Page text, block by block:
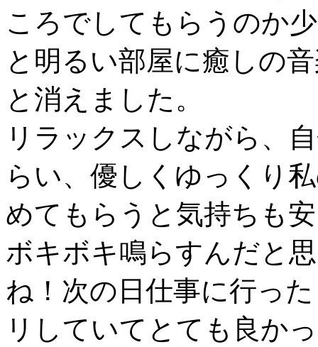
ころでしてもらうのか
と明るい部屋に癒しの
と消えました。
リラックスしながら、
らい、優しくゆっくり
めてもらうと気持ちも
ボキボキ鳴らすんだと
ね！次の日仕事に行っ
リしていてとても良か